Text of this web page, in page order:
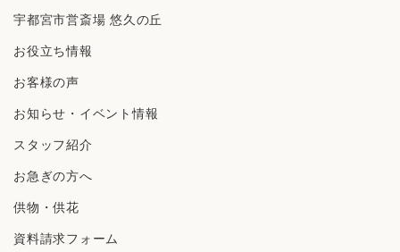
宇都宮市営斎場 悠久の丘
お役立ち情報
お客様の声
お知らせ・イベント情報
スタッフ紹介
お急ぎの方へ
供物・供花
資料請求フォーム